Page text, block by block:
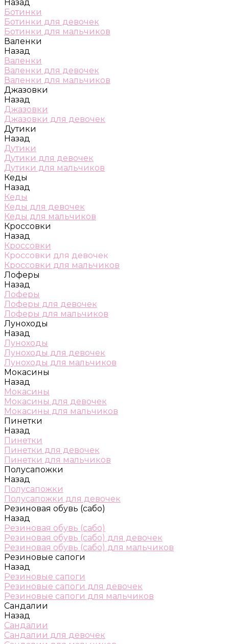
Назад
Ботинки
Ботинки для девочек
Ботинки для мальчиков
Валенки
Назад
Валенки
Валенки для девочек
Валенки для мальчиков
Джазовки
Назад
Джазовки
Джазовки для девочек
Дутики
Назад
Дутики
Дутики для девочек
Дутики для мальчиков
Кеды
Назад
Кеды
Кеды для девочек
Кеды для мальчиков
Кроссовки
Назад
Кроссовки
Кроссовки для девочек
Кроссовки для мальчиков
Лоферы
Назад
Лоферы
Лоферы для девочек
Лоферы для мальчиков
Луноходы
Назад
Луноходы
Луноходы для девочек
Луноходы для мальчиков
Мокасины
Назад
Мокасины
Мокасины для девочек
Мокасины для мальчиков
Пинетки
Назад
Пинетки
Пинетки для девочек
Пинетки для мальчиков
Полусапожки
Назад
Полусапожки
Полусапожки для девочек
Резиновая обувь (сабо)
Назад
Резиновая обувь (сабо)
Резиновая обувь (сабо) для девочек
Резиновая обувь (сабо) для мальчиков
Резиновые сапоги
Назад
Резиновые сапоги
Резиновые сапоги для девочек
Резиновые сапоги для мальчиков
Сандалии
Назад
Сандалии
Сандалии для девочек